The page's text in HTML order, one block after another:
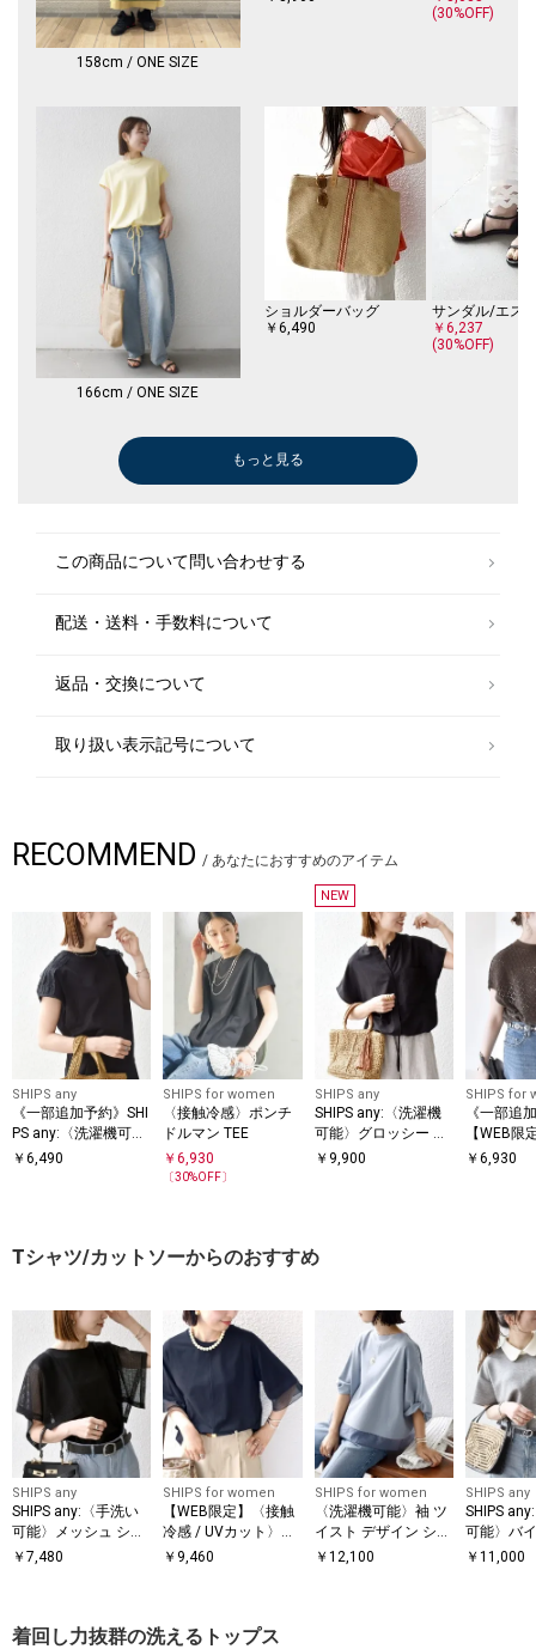
158cm / ONE SIZE
(30%OFF)
166cm / ONE SIZE
ショルダーバッグ
￥6,490
￥6,237
(30%OFF)
ショルダーバッグ
サンダル/エスパドリーユ
その他パンツ
ボストンバッグ
ショルダーバッグ
サンダル/エスパドリーユ
ロング・マキシ丈
ワンピース
その他パンツ
サンダル/エスパドリーユ
もっと見る
この商品について問い合わせする
配送・送料・手数料について
返品・交換について
取り扱い表示記号について
RECOMMEND / あなたにおすすめのアイテム
SHIPS any
《一部追加予約》SHI
PS any:〈洗濯機可
能〉ジャージー フレ
￥ 6,490
SHIPS for women
〈接触冷感〉ポンチ
ドルマン TEE
￥6,930
〔30%OFF〕
NEW
SHIPS any
SHIPS any:〈洗濯機
可能〉グロッシー ド
ロスト バンドカラー
￥ 9,900
SHIPS for
《一部追
【WEB限
い可能〉
￥6,930
Tシャツ/カットソーからのおすすめ
SHIPS any
SHIPS any:〈手洗い
可能〉メッシュ シア
ー ハンカチ スリーブ
￥ 7,480
SHIPS for women
【WEB限定】〈接触
冷感 / UVカット〉シ
アー オーガンジー コ
￥ 9,460
SHIPS for women
〈洗濯機可能〉袖 ツ
イスト デザイン シア
ー ドッキング TEE
￥ 12,100
SHIPS any
SHIPS
可能〉バ
ョートス
￥11,000
着回し力抜群の洗えるトップス